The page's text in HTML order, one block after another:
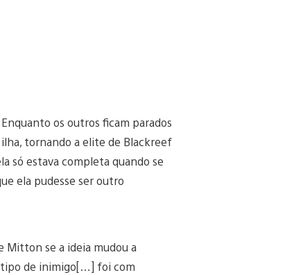
os outros ficam parados
ilha, tornando a elite de Blackreef
só estava completa quando se
ela pudesse ser outro
Mitton se a ideia mudou a
tipo de inimigo[…] foi com